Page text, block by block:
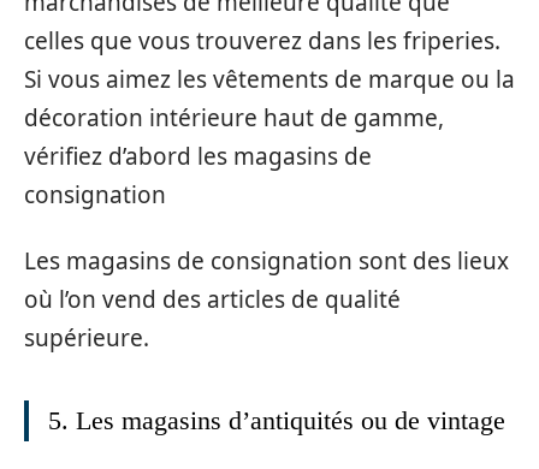
celles que vous trouverez dans les friperies.
Si vous aimez les vêtements de marque ou la
décoration intérieure haut de gamme,
vérifiez d’abord les magasins de
consignation
Les magasins de consignation sont des lieux
où l’on vend des articles de qualité
supérieure.
5. Les magasins d’antiquités ou de vintage